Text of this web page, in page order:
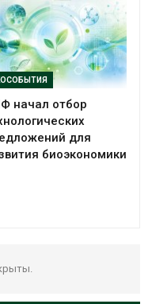
начал отбор
для
биоэкономики